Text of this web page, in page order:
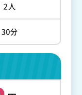
2人
30分